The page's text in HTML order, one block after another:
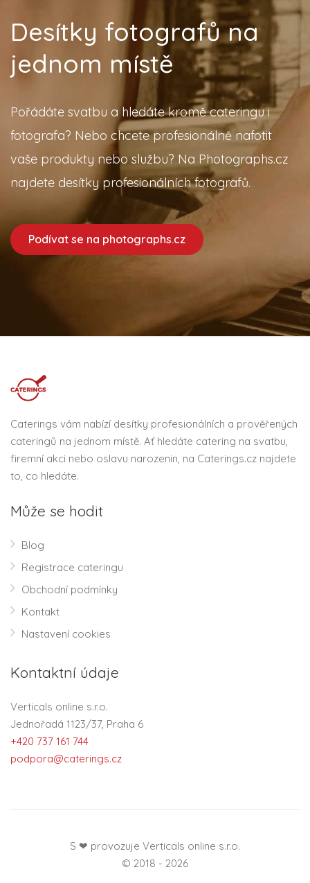
Desítky fotografů na
jednom místě
Pořádáte svatbu a hledáte kromě cateringu i
fotografa? Nebo chcete profesionálně nafotit
vaše produkty nebo službu? Na Photographs.cz
najdete desítky profesionálních fotografů.
Podívat se na photographs.cz
Caterings vám nabízí desítky profesionálních a prověřených
cateringů na jednom místě. Ať hledáte catering na svatbu,
firemní akci nebo oslavu narozenin, na Caterings.cz najdete
to, co hledáte.
Může se hodit
Blog
Registrace cateringu
Obchodní podmínky
Kontakt
Nastavení cookies
Kontaktní údaje
Verticals online s.r.o.
Jednořadá 1123/37, Praha 6
+420 737 161 744
podpora@caterings.cz
S ❤ provozuje Verticals online s.r.o.
© 2018 - 2026